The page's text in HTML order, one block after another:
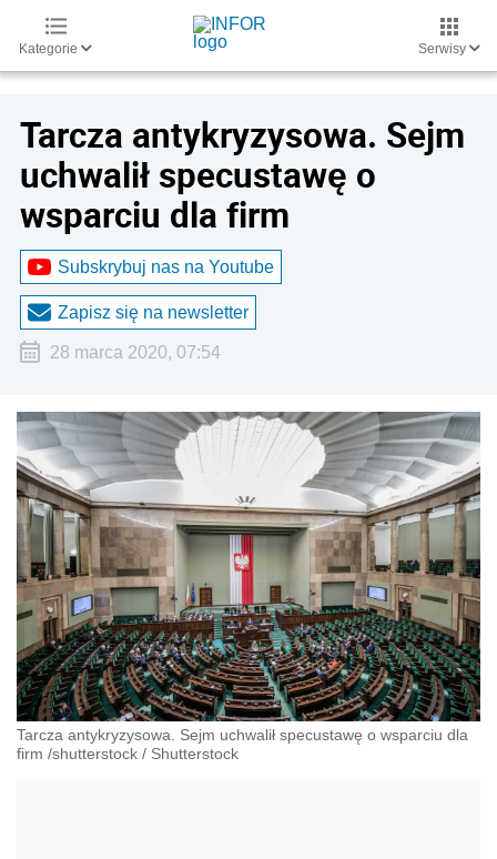
Kategorie Serwisy
Tarcza antykryzysowa. Sejm
uchwalił specustawę o
wsparciu dla firm
Subskrybuj nas na Youtube
Zapisz się na newsletter
28 marca 2020, 07:54
Tarcza antykryzysowa. Sejm uchwalił specustawę o wsparciu dla
firm /shutterstock / Shutterstock